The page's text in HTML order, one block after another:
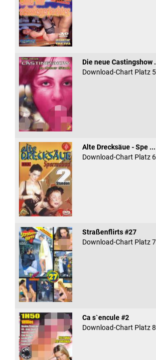
Die neue Castingshow
Download-Chart Platz 5
Alte Drecksäue - Spe ...
Download-Chart Platz 6
Straßenflirts #27
Download-Chart Platz 7
Ca s`encule #2
Download-Chart Platz 8